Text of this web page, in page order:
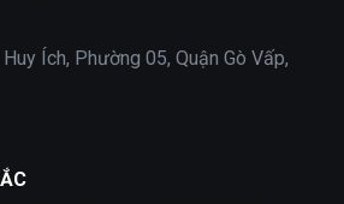
Ích, Phường 05, Quận Gò Vấp,